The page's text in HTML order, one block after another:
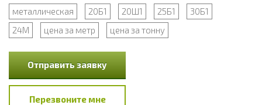
металлическая 20Б1 20Ш1 25Б1
30Б1
24М
цена за метр цена за тонну
Отправить заявку
Перезвоните мне